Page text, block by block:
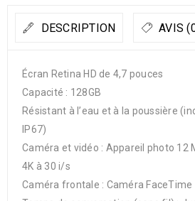
DESCRIPTION AVIS
Écran Retina HD de 4,7 pouces
Capacité : 128GB
Résistant à l’eau et à la poussière
IP67)
Caméra et vidéo : Appareil photo 12
4K à 30 i/s
Caméra frontale : Caméra FaceTime